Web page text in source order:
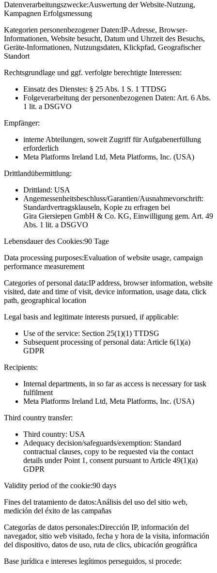
Datenverarbeitungszwecke:Auswertung der Website-Nutzung,
Kampagnen Erfolgsmessung
Kategorien personenbezogener Daten:IP-Adresse, Browser-
Informationen, Website besucht, Datum und Uhrzeit des Besuchs,
Geräte-Informationen, Nutzungsdaten, Klickpfad, Geografischer
Standort
Rechtsgrundlage und ggf. verfolgte berechtigte Interessen:
Einsatz des Dienstes: § 25 Abs. 1 S. 1 TTDSG
Folgeverarbeitung der personenbezogenen Daten: Art. 6 Abs.
1 lit. a DSGVO
Empfänger:
interne Abteilungen, soweit Zugriff für Aufgabenerfüllung
erforderlich
Meta Platforms Ireland Ltd, Meta Platforms, Inc. (USA)
Drittlandübermittlung:
Drittland: USA
Angemessenheitsbeschluss/Garantien/Ausnahmevorschrift:
Standardvertragsklauseln, Kopie zu erfragen bei
Gira Giersiepen GmbH & Co. KG, Einwilligung gem. Art. 49
Abs. 1 lit. a DSGVO
Lebensdauer des Cookies:90 Tage
Data processing purposes:Evaluation of website usage, campaign
performance measurement
Categories of personal data:IP address, browser information, website
visited, date and time of visit, device information, usage data, click
path, geographical location
Legal basis and legitimate interests pursued, if applicable:
Use of the service: Section 25(1)(1) TTDSG
Subsequent processing of personal data: Article 6(1)(a)
GDPR
Recipients:
Internal departments, in so far as access is necessary for task
fulfilment
Meta Platforms Ireland Ltd, Meta Platforms, Inc. (USA)
Third country transfer:
Third country: USA
Adequacy decision/safeguards/exemption: Standard
contractual clauses, copy to be requested via the contact
details under Point 1, consent pursuant to Article 49(1)(a)
GDPR
Validity period of the cookie:90 days
Fines del tratamiento de datos:Análisis del uso del sitio web,
medición del éxito de las campañas
Categorías de datos personales:Dirección IP, información del
navegador, sitio web visitado, fecha y hora de la visita, información
del dispositivo, datos de uso, ruta de clics, ubicación geográfica
Base jurídica e intereses legítimos perseguidos, si procede: